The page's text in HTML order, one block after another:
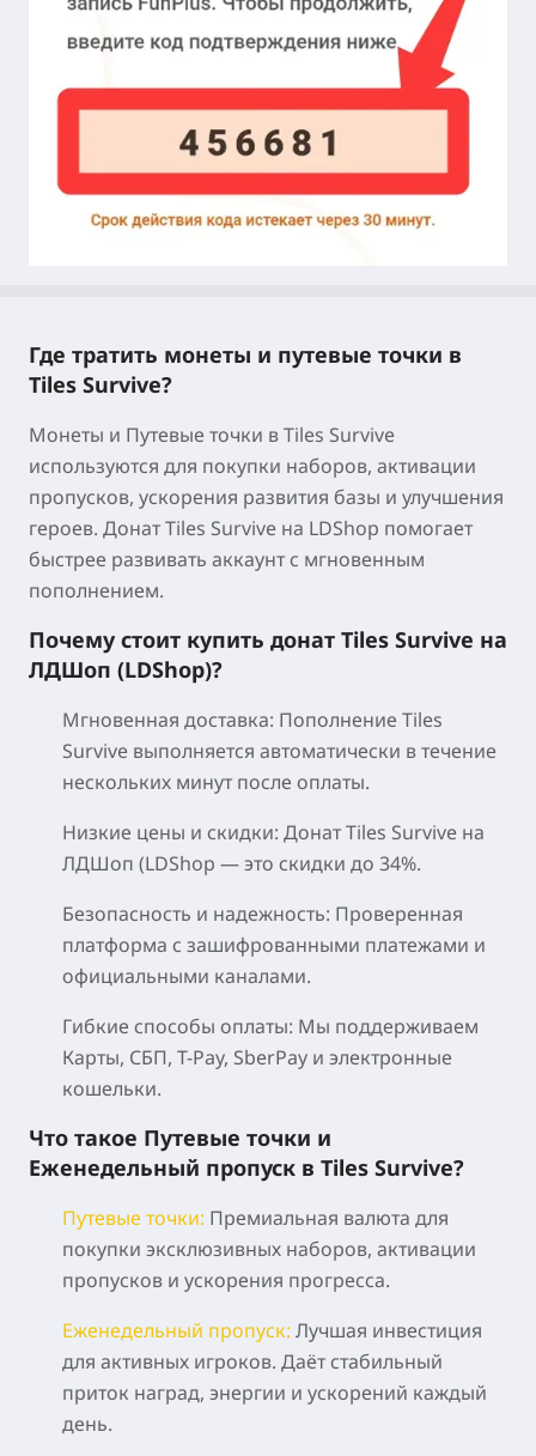
Где тратить монеты и путевые точки в
Tiles Survive?
Монеты и Путевые точки в Tiles Survive
используются для покупки наборов, активации
пропусков, ускорения развития базы и улучшения
героев. Донат Tiles Survive на LDShop помогает
быстрее развивать аккаунт с мгновенным
пополнением.
Почему стоит купить донат Tiles Survive на
ЛДШоп (LDShop)?
Мгновенная доставка: Пополнение Tiles
Survive выполняется автоматически в течение
нескольких минут после оплаты.
Низкие цены и скидки: Донат Tiles Survive на
ЛДШоп (LDShop — это скидки до 34%.
Безопасность и надежность: Проверенная
платформа с зашифрованными платежами и
официальными каналами.
Гибкие способы оплаты: Мы поддерживаем
Карты, СБП, T-Pay, SberPay и электронные
кошельки.
Что такое Путевые точки и
Еженедельный пропуск в Tiles Survive?
Путевые точки: Премиальная валюта для
покупки эксклюзивных наборов, активации
пропусков и ускорения прогресса.
Еженедельный пропуск: Лучшая инвестиция
для активных игроков. Даёт стабильный
приток наград, энергии и ускорений каждый
день.